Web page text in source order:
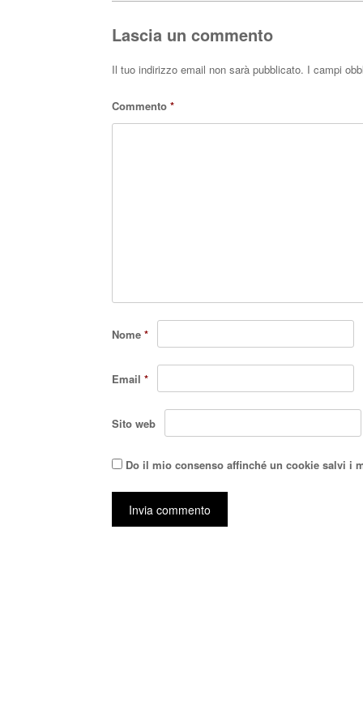
Lascia un commento
Il tuo indirizzo email non sarà pubblicato. I campi
Commento *
Nome *
Email *
Sito web
Do il mio consenso affinché un cookie salvi i